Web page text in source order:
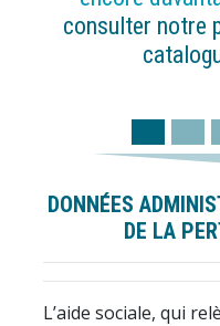
consulter notre
DONNÉES
DE LA
L’aide sociale, qui